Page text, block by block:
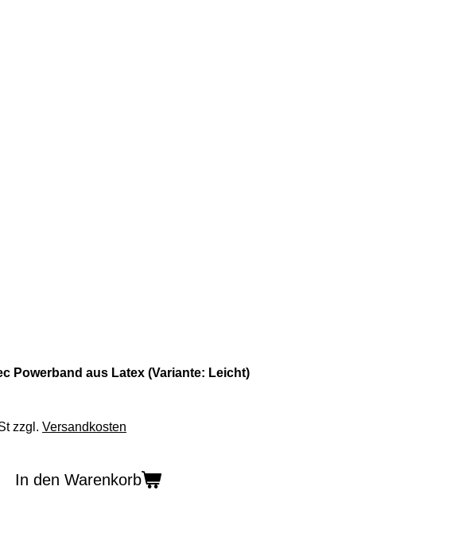
Powerband aus Latex (Variante: Leicht)
zzgl. Versandkosten
In den Warenkorb